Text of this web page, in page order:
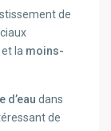
de
la moins-
d’eau dans
de